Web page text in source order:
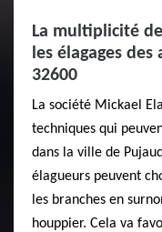
La multiplicité
les élagages
32600
La société Mickael
techniques qui
dans la ville de
élagueurs peuvent
les branches en
houppier. Cela va